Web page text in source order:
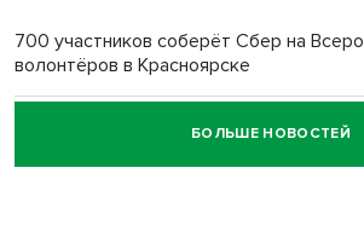
700 участников соберёт Сбер на
волонтёров в Красноярске
Честный выбор: видеонаблюдение
объективность результатов ЕДГ в
БОЛЬШЕ НОВОСТЕЙ